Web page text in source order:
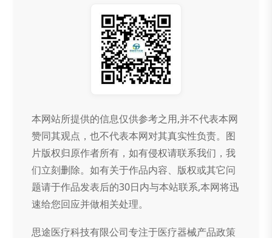
本网站所提供的信息仅供参考之用,并不代表本网
赞同其观点，也不代表本网对其真实性负责。图
片版权归原作者所有，如有侵权请联系我们，我
们立刻删除。如有关于作品内容、版权或其它问
题请于作品发表后的30日内与本站联系,本网将迅
速给您回应并做相关处理。
思途医疗科技有限公司专注于医疗器械产品政策